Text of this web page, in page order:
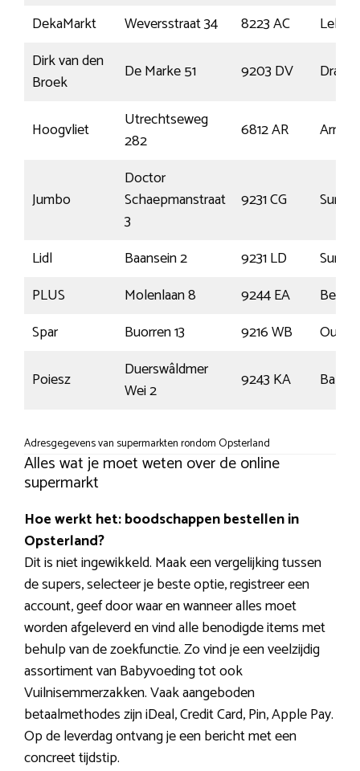
DekaMarkt
Weversstraat 34 8223 AC
Dirk van den
Broek
De Marke 51 9203 DV
Hoogvliet
Utrechtseweg
282
6812 AR
Jumbo
Doctor
Schaepmanstraat
3
9231 CG
Lidl Baansein 2 9231 LD
PLUS
Molenlaan 8 9244 EA
Spar
Buorren 13 9216 WB
Poiesz
Duerswâldmer
Wei 2
9243 KA
Adresgegevens van supermarkten rondom Opsterland
Alles wat je moet weten over de online
supermarkt
Hoe werkt het: boodschappen bestellen in
Opsterland?
Dit is niet ingewikkeld. Maak een vergelijking tussen
de supers, selecteer je beste optie, registreer een
account, geef door waar en wanneer alles moet
worden afgeleverd en vind alle benodigde items met
behulp van de zoekfunctie. Zo vind je een veelzijdig
assortiment van Babyvoeding tot ook
Vuilnisemmerzakken. Vaak aangeboden
betaalmethodes zijn iDeal, Credit Card, Pin, Apple Pay.
Op de leverdag ontvang je een bericht met een
concreet tijdstip.